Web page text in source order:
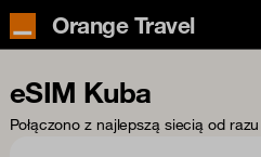
Orange Travel
eSIM Kuba
Połączono z najlepszą siecią od